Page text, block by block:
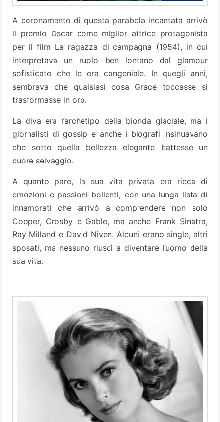
A coronamento di questa parabola incantata arrivò
il premio Oscar come miglior attrice protagonista
per il film La ragazza di campagna (1954), in cui
interpretava un ruolo ben lontano dal glamour
sofisticato che le era congeniale. In quegli anni,
sembrava che qualsiasi cosa Grace toccasse si
trasformasse in oro.
La diva era l’archetipo della bionda glaciale, ma i
giornalisti di gossip e anche i biografi insinuavano
che sotto quella bellezza elegante battesse un
cuore selvaggio.
A quanto pare, la sua vita privata era ricca di
emozioni e passioni bollenti, con una lunga lista di
innamorati che arrivò a comprendere non solo
Cooper, Crosby e Gable, ma anche Frank Sinatra,
Ray Milland e David Niven. Alcuni erano single, altri
sposati, ma nessuno riuscì a diventare l’uomo della
sua vita.